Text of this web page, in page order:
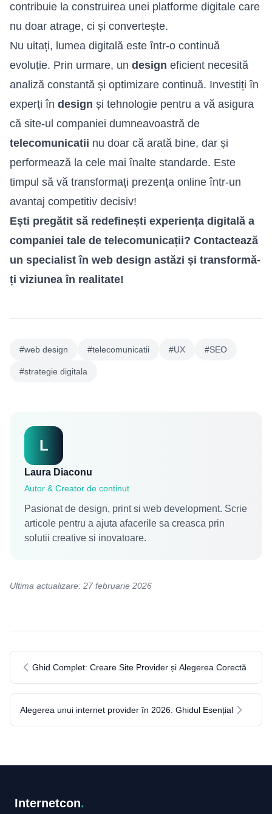
contribuie la construirea unei platforme digitale care
nu doar atrage, ci și convertește.
Nu uitați, lumea digitală este într-o continuă
evoluție. Prin urmare, un design eficient necesită
analiză constantă și optimizare continuă. Investiți în
experți în design și tehnologie pentru a vă asigura
că site-ul companiei dumneavoastră de
telecomunicatii nu doar că arată bine, dar și
performează la cele mai înalte standarde. Este
timpul să vă transformați prezența online într-un
avantaj competitiv decisiv!
Ești pregătit să redefinești experiența digitală a
companiei tale de telecomunicații? Contactează
un specialist în web design astăzi și transformă-
ți viziunea în realitate!
#web design #telecomunicatii #UX #SEO
#strategie digitala
L
Laura Diaconu
Autor & Creator de continut
Pasionat de design, print si web development. Scrie
articole pentru a ajuta afacerile sa creasca prin
solutii creative si inovatoare.
Ultima actualizare: 27 februarie 2026
Ghid Complet: Creare Site Provider și Alegerea Corectă
Alegerea unui internet provider în 2026: Ghidul Esențial
Internetcon.